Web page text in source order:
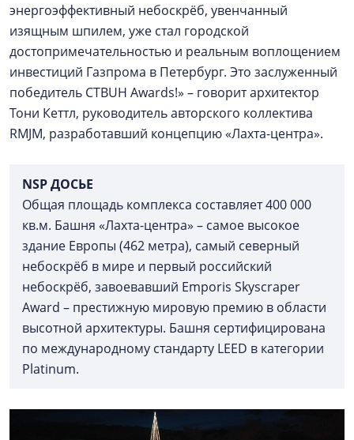
энергоэффективный небоскрёб, увенчанный
изящным шпилем, уже стал городской
достопримечательностью и реальным воплощением
инвестиций Газпрома в Петербург. Это заслуженный
победитель CTBUH Awards!» – говорит архитектор
Тони Кеттл, руководитель авторского коллектива
RMJM, разработавший концепцию «Лахта-центра».
NSP ДОСЬЕ
Общая площадь комплекса составляет 400 000
кв.м. Башня «Лахта-центра» – самое высокое
здание Европы (462 метра), самый северный
небоскрёб в мире и первый российский
небоскрёб, завоевавший Emporis Skyscraper
Award – престижную мировую премию в области
высотной архитектуры. Башня сертифицирована
по международному стандарту LEED в категории
Platinum.